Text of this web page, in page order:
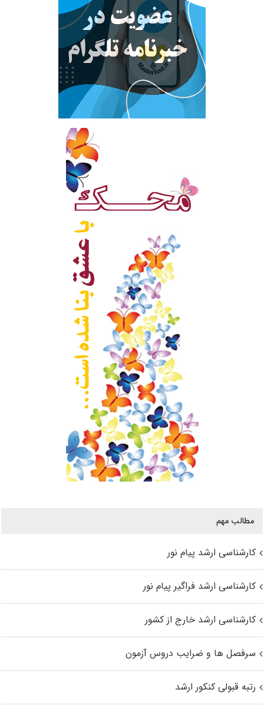
مطالب مهم
کارشناسی ارشد پیام نور
کارشناسی ارشد فراگیر پیام نور
کارشناسی ارشد خارج از کشور
سرفصل ها و ضرایب دروس آزمون
رتبه قبولی کنکور ارشد